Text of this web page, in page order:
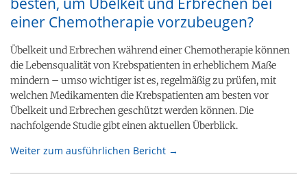
einer Chemotherapie vorzubeugen?
Übelkeit und Erbrechen während einer Chemotherapie können
die Lebensqualität von Krebspatienten in erheblichem Maße
mindern – umso wichtiger ist es, regelmäßig zu prüfen, mit
welchen Medikamenten die Krebspatienten am besten vor
Übelkeit und Erbrechen geschützt werden können. Die
nachfolgende Studie gibt einen aktuellen Überblick.
Weiter zum ausführlichen Bericht →